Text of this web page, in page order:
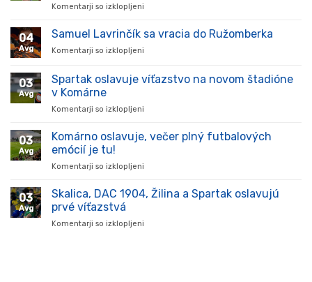
Komentarji so izklopljeni
prišiel,
stal
súťaži
04
Avg
Samuel Lavrinčík sa vracia do Ružomberka
Komentarji so izklopljeni
Lavrinčík
sa
03
Avg
Spartak oslavuje víťazstvo na novom štadióne
v Komárne
Komentarji so izklopljeni
oslavuje
v
03
Avg
Komárno oslavuje, večer plný futbalových
emócií je tu!
Komentarji so izklopljeni
oslavuje,
03
Avg
Skalica, DAC 1904, Žilina a Spartak oslavujú
prvé víťazstvá
Komentarji so izklopljeni